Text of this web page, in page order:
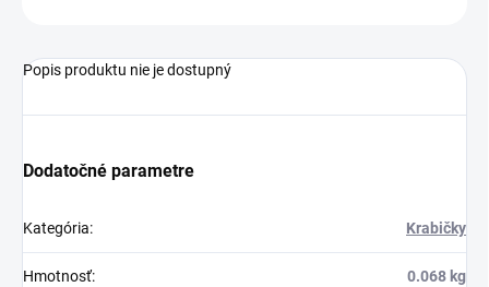
Popis produktu nie je dostupný
Dodatočné parametre
Kategória: Krabičky
Hmotnosť: 0.068 kg